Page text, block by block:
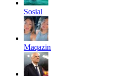
Sosial
Maqazin